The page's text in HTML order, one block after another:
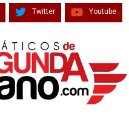
Twitter Youtube